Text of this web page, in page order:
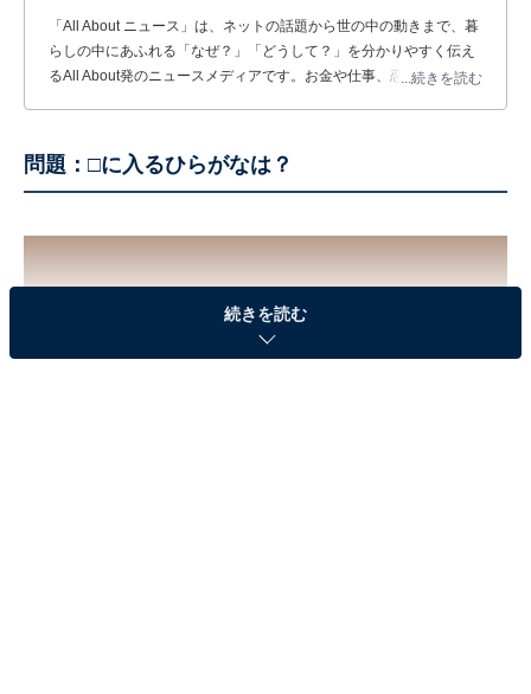
「All About ニュース」は、ネットの話題から世の中の動きまで、暮
らしの中にあふれる「なぜ？」「どうして？」を分かりやすく伝え
るAll About発のニュースメディアです。お金や仕事、恋愛、ITに関
...続きを読む
問題：□に入るひらがなは？
続きを読む